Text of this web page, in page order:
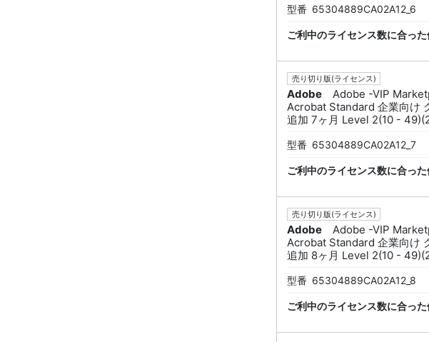
型番 65304889CA02A12_6
ご利中のライセンス数に合っ
売り切り版(ライセンス)
Adobe
Adobe -VIP
Acrobat Standard 企業向け
追加 7ヶ月 Level 2(10 -
型番 65304889CA02A12_7
ご利中のライセンス数に合っ
売り切り版(ライセンス)
Adobe
Adobe -VIP
Acrobat Standard 企業向け
追加 8ヶ月 Level 2(10 -
型番 65304889CA02A12_8
ご利中のライセンス数に合っ